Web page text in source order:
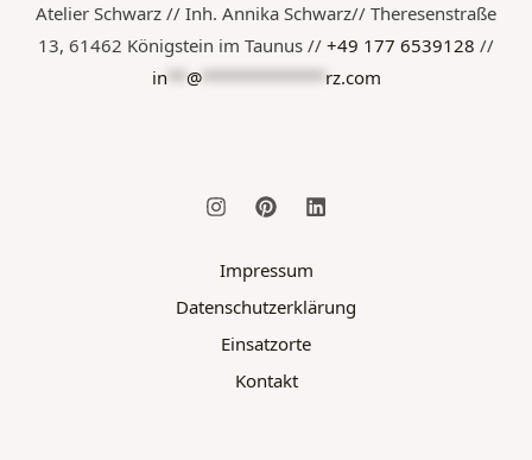
Atelier Schwarz // Inh. Annika Schwarz// Theresenstraße
13, 61462 Königstein im Taunus // +49 177 6539128 //
in ** @************* rz.com
Impressum
Datenschutzerklärung
Einsatzorte
Kontakt